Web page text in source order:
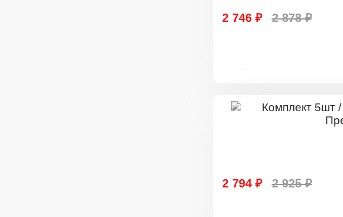
2 746 ₽ 2 878 ₽
2 794 ₽ 2 925 ₽